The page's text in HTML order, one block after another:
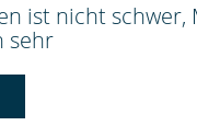
ist nicht schwer,
sehr